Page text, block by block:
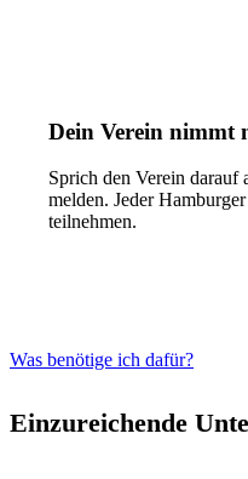
Dein Verein nimmt
Sprich den Verein darauf
melden. Jeder
teilnehmen.
Was benötige ich dafür?
Einzureichende